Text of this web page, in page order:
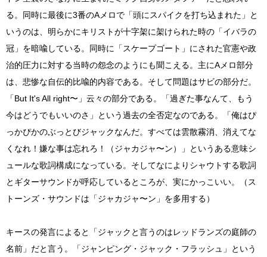
る。同時に最後に3番のAメロで「頭にスパイクを打ち込まれた」と
いうのは、明らかにキリストが十字架に架けられた時の「イバラの
冠」を暗喩している。同時に「スケープゴート」にされた官憲や政
治的圧力に対する当時の怨念のようにも聞こえる。主にAメロ部分
は、悲惨な自伝的比喩的内容である。そして問題はサビの部分だ。
「But It's All right〜」云々の部分である。「過ぎた事なんて、もう
今はどうでもいいのさ」という過去の全否定なのである。「俺はぴ
っかぴかのぶっとびジャックなんだ。すべては雲散霧消、消えてな
くなれ！嫌な事は忘れろ！（ジャカジャ〜ン）」というある意味シ
ュールな歌詞構成になっている。そしてなによりシャウトする歌詞
とギターサウンドが呼応しているところが、実にかっこいい。（ス
トーンズ・サウンドは「ジャカジャ〜ン」を多用する）
キースの発言によると「ジャックと言うのはレッドランズの庭師の
名前」だと言う。「ジャンピング・ジャック・フラッシュ」という